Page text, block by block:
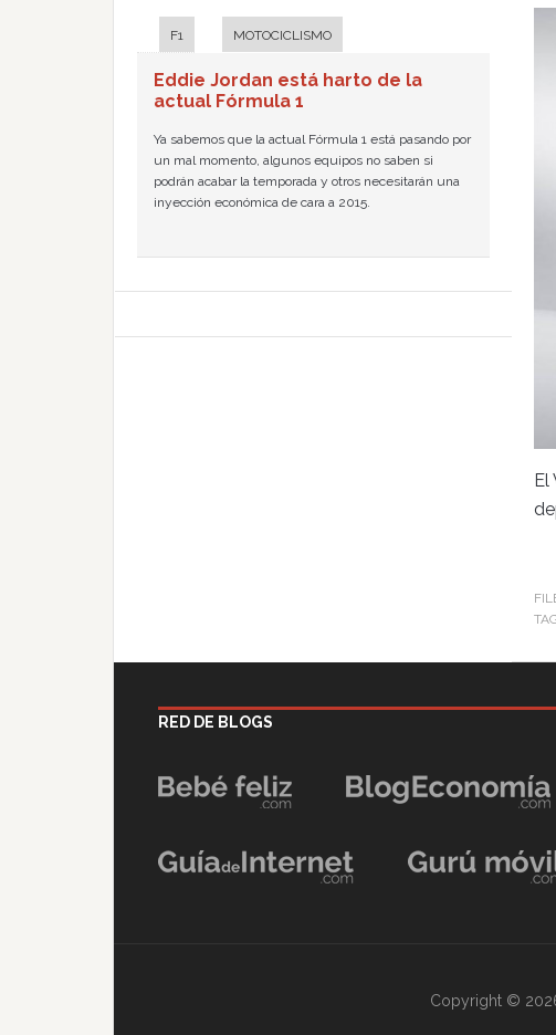
El
F1 MOTOCICLISMO
Eddie Jordan está harto de la
actual Fórmula 1
Ya sabemos que la actual Fórmula 1 está pasando por
un mal momento, algunos equipos no saben si
podrán acabar la temporada y otros necesitarán una
inyección económica de cara a 2015.
RED DE BLOGS
Copyright ©